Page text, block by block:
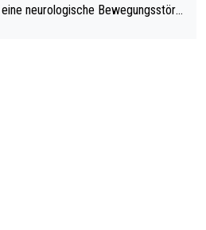
neurologische Bewegungsstöru